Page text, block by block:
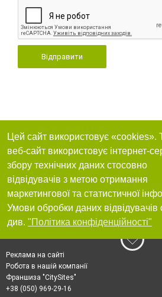
Відправити
Цей сайт використовує «cookies».
веб-сайт використовує інтернет-
збору технічних даних стосовно
відвідувачів з метою отримання
маркетингової та статистичної
Умови обробки даних відвідувачів
див. "Політика конфіденційності"
Реклама на сайті
Робота в нашій компанії
Франшиза "CitySites"
+38 (050) 969-29-16